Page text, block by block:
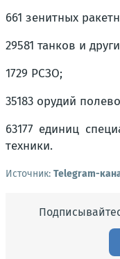
661 зенитных
29581 танков и
1729 РСЗО;
35183 орудий
63177 единиц
техники.
Источник: Telegram-